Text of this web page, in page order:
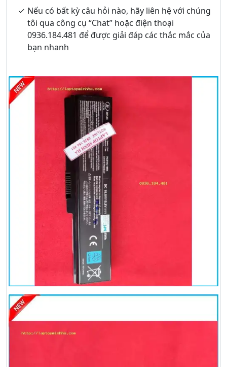
Nếu có bất kỳ câu hỏi nào, hãy liên hệ với chúng
tôi qua công cụ “Chat” hoặc điện thoại
0936.184.481 để được giải đáp các thắc mắc của
bạn nhanh